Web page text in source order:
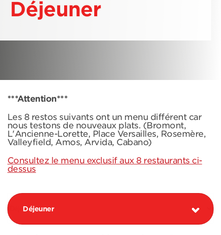
Déjeuner
***Attention***
Les 8 restos suivants ont un menu différent car
nous testons de nouveaux plats. (Bromont,
L'Ancienne-Lorette, Place Versailles, Rosemère,
Valleyfield, Amos, Arvida, Cabano)
Consultez le menu exclusif aux 8 restaurants ci-
dessus
Déjeuner